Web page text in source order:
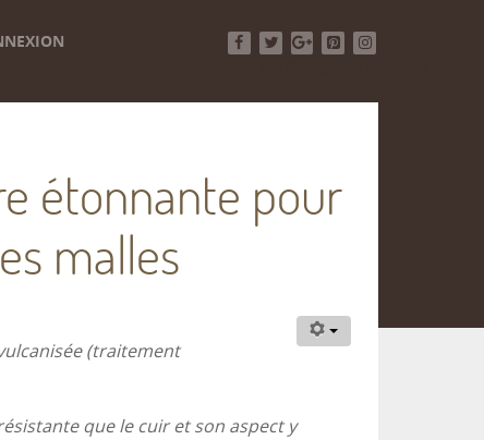
étonnante pour
malles
(traitement
que le cuir et son aspect y